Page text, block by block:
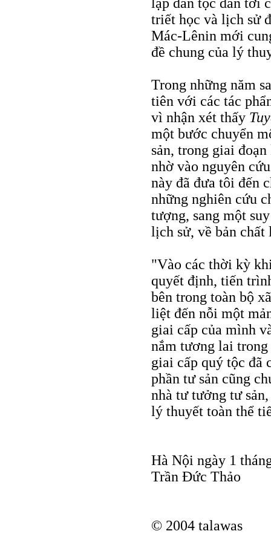
triết học và lịch sử
Mác-Lênin mới
đề chung của lý
Trong những năm
tiên với các tác
vì nhận xét thấy
một bước chuyển
sản, trong giai
nhờ vào nguyên
này đã đưa tôi đến
những nghiên cứu
tượng, sang một
lịch sử, về bản chất
"Vào các thời kỳ
quyết định, tiến
bên trong toàn bộ
liệt đến nỗi một
giai cấp của mình
nắm tương lai
giai cấp quý tộc đã
phần tư sản cũng
nhà tư tưởng tư
lý thuyết toàn thể
Hà Nội ngày 1
Trần Đức Thảo
© 2004 talawas